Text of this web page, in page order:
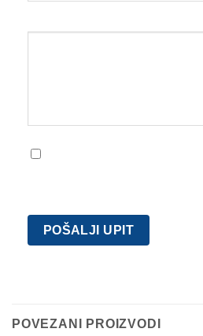
POVEZANI PROIZVODI